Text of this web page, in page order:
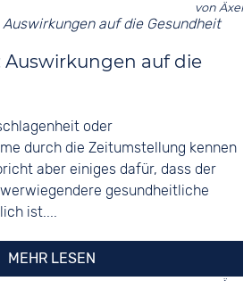
von Äxel
auf die
oder
durch die Zeitumstellung kennen
aber einiges dafür, dass der
gesundheitliche
ist....
MEHR LESEN